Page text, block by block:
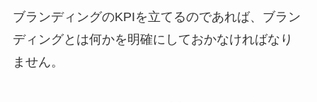
ブランディングのKPIを立てるのであれば、ブラン
ディングとは何かを明確にしておかなければなり
ません。